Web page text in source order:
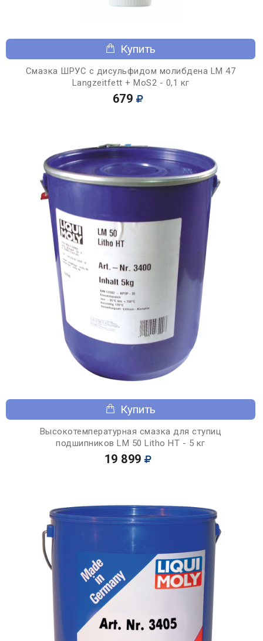
Купить
Смазка ШРУС с дисульфидом молибдена LM 47
Langzeitfett + MoS2 - 0,1 кг
679
Купить
Высокотемпературная смазка для ступиц
подшипников LM 50 Litho HT - 5 кг
19 899